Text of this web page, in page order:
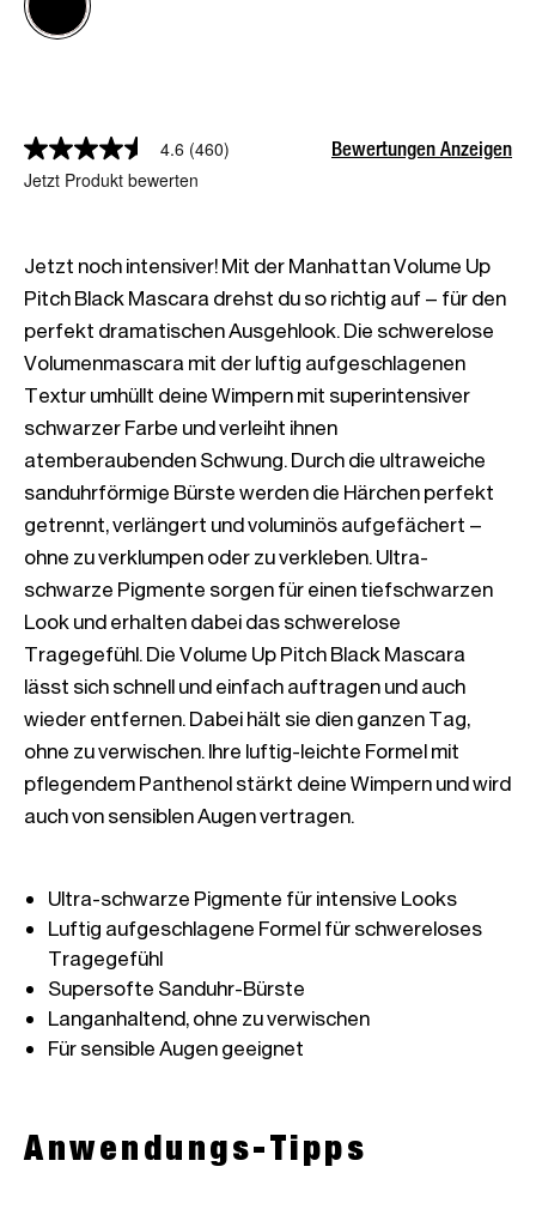
4.6 (460)
Jetzt Produkt bewerten
Bewertungen Anzeigen
Jetzt noch intensiver! Mit der Manhattan Volume Up
Pitch Black Mascara drehst du so richtig auf – für den
perfekt dramatischen Ausgehlook. Die schwerelose
Volumenmascara mit der luftig aufgeschlagenen
Textur umhüllt deine Wimpern mit superintensiver
schwarzer Farbe und verleiht ihnen
atemberaubenden Schwung. Durch die ultraweiche
sanduhrförmige Bürste werden die Härchen perfekt
getrennt, verlängert und voluminös aufgefächert –
ohne zu verklumpen oder zu verkleben. Ultra-
schwarze Pigmente sorgen für einen tiefschwarzen
Look und erhalten dabei das schwerelose
Tragegefühl. Die Volume Up Pitch Black Mascara
lässt sich schnell und einfach auftragen und auch
wieder entfernen. Dabei hält sie dien ganzen Tag,
ohne zu verwischen. Ihre luftig-leichte Formel mit
pflegendem Panthenol stärkt deine Wimpern und wird
auch von sensiblen Augen vertragen.
Luftig aufgeschlagene Formel für schwereloses
Anwendungs-Tipps